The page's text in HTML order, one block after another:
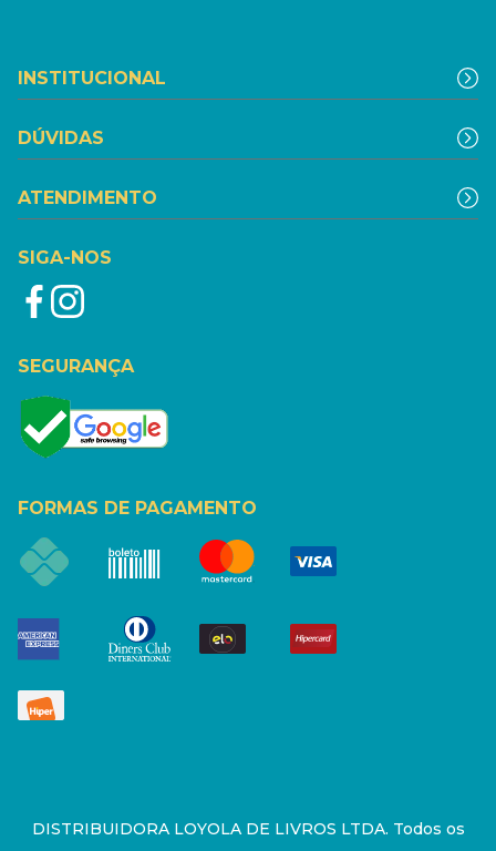
INSTITUCIONAL
DÚVIDAS
ATENDIMENTO
SIGA-NOS
SEGURANÇA
FORMAS DE PAGAMENTO
DISTRIBUIDORA LOYOLA DE LIVROS LTDA. Todos os